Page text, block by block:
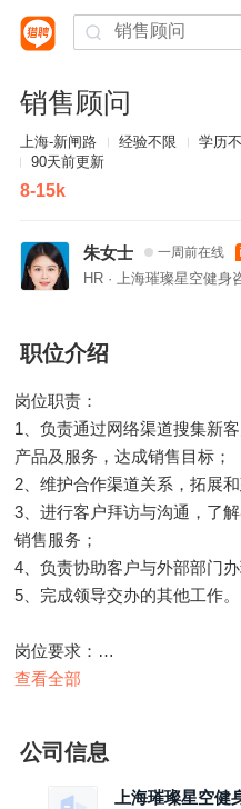
销售顾问
上海-新闸路 经验不限 学历
90天前更新
8-15k
朱女士 一周前在线
HR · 上海璀璨星空健身
职位介绍
岗位职责：
1、负责通过网络渠道搜集新
产品及服务，达成销售目标；
2、维护合作渠道关系，拓展
3、进行客户拜访与沟通，了
销售服务；
4、负责协助客户与外部部门
5、完成领导交办的其他工作。
岗位要求：
1、有电话销售顾问工作经验者
4、热爱销售，抗压能力强；
5、熟悉电脑操作。
查看全部
公司信息
上海璀璨星空健